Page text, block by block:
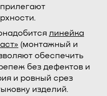
линейка
(монтажный и
обеспечить
без дефектов и
и ровный срез
изделий.